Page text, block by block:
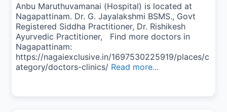
Anbu Maruthuvamanai (Hospital) is located at
Nagapattinam. Dr. G. Jayalakshmi BSMS., Govt
Registered Siddha Practitioner, Dr. Rishikesh
Ayurvedic Practitioner, Find more doctors in
Nagapattinam:
https://nagaiexclusive.in/1697530225919/places/c
ategory/doctors-clinics/ Read more...